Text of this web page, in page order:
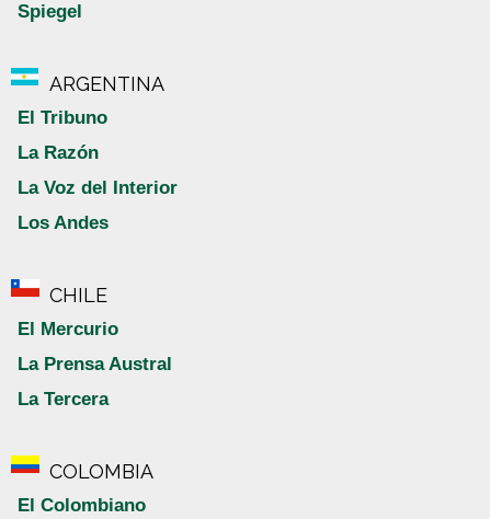
Spiegel
ARGENTINA
El Tribuno
La Razón
La Voz del Interior
Los Andes
CHILE
El Mercurio
La Prensa Austral
La Tercera
COLOMBIA
El Colombiano